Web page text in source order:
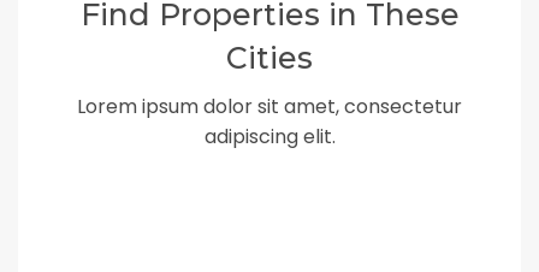
Find Properties in These
Cities
Lorem ipsum dolor sit amet, consectetur
adipiscing elit.